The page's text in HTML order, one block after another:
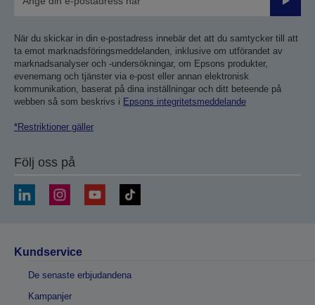
Skicka
När du skickar in din e-postadress innebär det att du samtycker till att
ta emot marknadsföringsmeddelanden, inklusive om utförandet av
marknadsanalyser och -undersökningar, om Epsons produkter,
evenemang och tjänster via e-post eller annan elektronisk
kommunikation, baserat på dina inställningar och ditt beteende på
webben så som beskrivs i Epsons integritetsmeddelande
*Restriktioner gäller
Följ oss på
Kundservice
De senaste erbjudandena
Kampanjer